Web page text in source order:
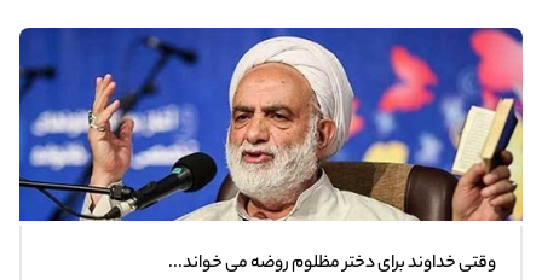
وقتی خداوند برای دختر مظلوم روضه می خواند...